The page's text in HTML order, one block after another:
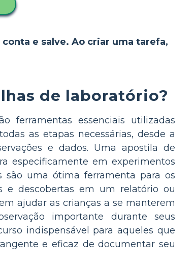
e salve. Ao criar uma tarefa,
de laboratório?
ferramentas essenciais utilizadas
as etapas necessárias, desde a
e dados. Uma apostila de
especificamente em experimentos
são uma ótima ferramenta para os
e descobertas em um relatório ou
ajudar as crianças a se manterem
importante durante seus
indispensável para aqueles que
e eficaz de documentar seu